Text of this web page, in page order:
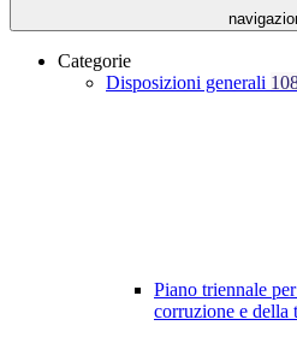
Categorie
Disposizioni generali
Piano triennale
corruzione e della